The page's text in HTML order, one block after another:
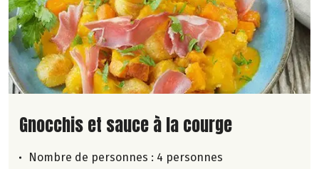
Lire la suite de la recette
Gnocchis et sauce à la courge
Nombre de personnes : 4 personnes